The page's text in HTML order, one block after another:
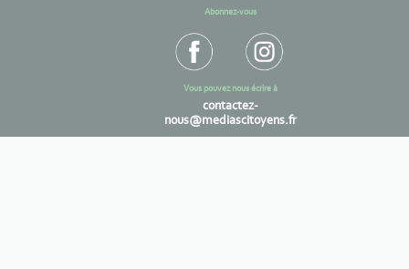
Abonnez-vous
Vous pouvez nous écrire à
contactez-
nous@mediascitoyens.fr